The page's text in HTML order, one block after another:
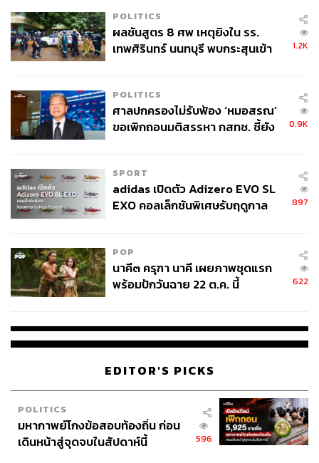
TAGS: Harvard Business Review
พนักงาน
บมจ.เอสซีบีเอกซ์ (SCBX)
ChatGPT
Claude
การทำงาน
ABOUT THE AUTHOR
Innovation Associate บริษัท เอสซีบี เอกซ์
จำกัด (มหาชน)
POLITICS
ผลชันสูตร 8 ศพ เหตุยิงใน รร.
เทพศิรินทร์ นนทบุรี พบกระสุนเข้า
1.2K
POLITICS
ศาลปกครองไม่รับฟ้อง ‘หมอสรณ’
ขอเพิกถอนมติสรรหา กสทช. ชี้ยัง
0.9K
SPORT
adidas เปิดตัว Adizero EVO SL
EXO คอลเล็กชันพิเศษรับฤดูกาล
897
POP
นาคี๓ ครุฑา นาคี เผยภาพชุดแรก
พร้อมปักวันฉาย 22 ต.ค. นี้
622
EDITOR'S PICKS
POLITICS
มหากาพย์โกงข้อสอบท้องถิ่น ก่อน
เดินหน้าสู่จุดจบในสัปดาห์นี้
596